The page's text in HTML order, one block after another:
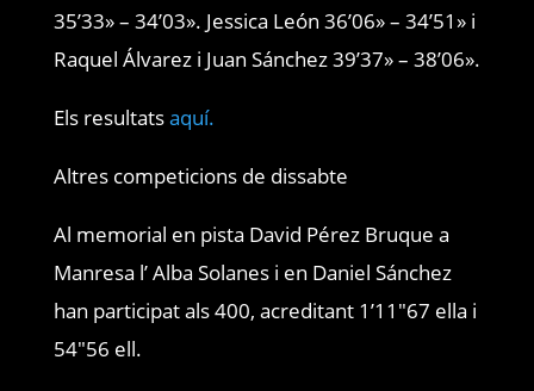
35’33» – 34’03». Jessica León 36’06» – 34’51» i
Raquel Álvarez i Juan Sánchez 39’37» – 38’06».
Els resultatsaquí.
Altres competicions de dissabte
Al memorial en pista David Pérez Bruque a
Manresa l’ Alba Solanes i en Daniel Sánchez
han participat als 400, acreditant 1’11″67 ella i
54″56 ell.